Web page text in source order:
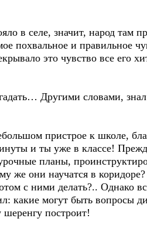
в селе, значит, народ там
похвальное и правильное
это чувство все его
Другими словами, знал
пристрое к школе,
и ты уже в классе!
планы,
же они научатся в
с ними делать?.. Однако
какие могут быть вопросы
шеренгу построит!